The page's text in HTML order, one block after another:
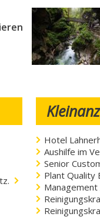
Hotel
Aushilfe im
Senior
Plant